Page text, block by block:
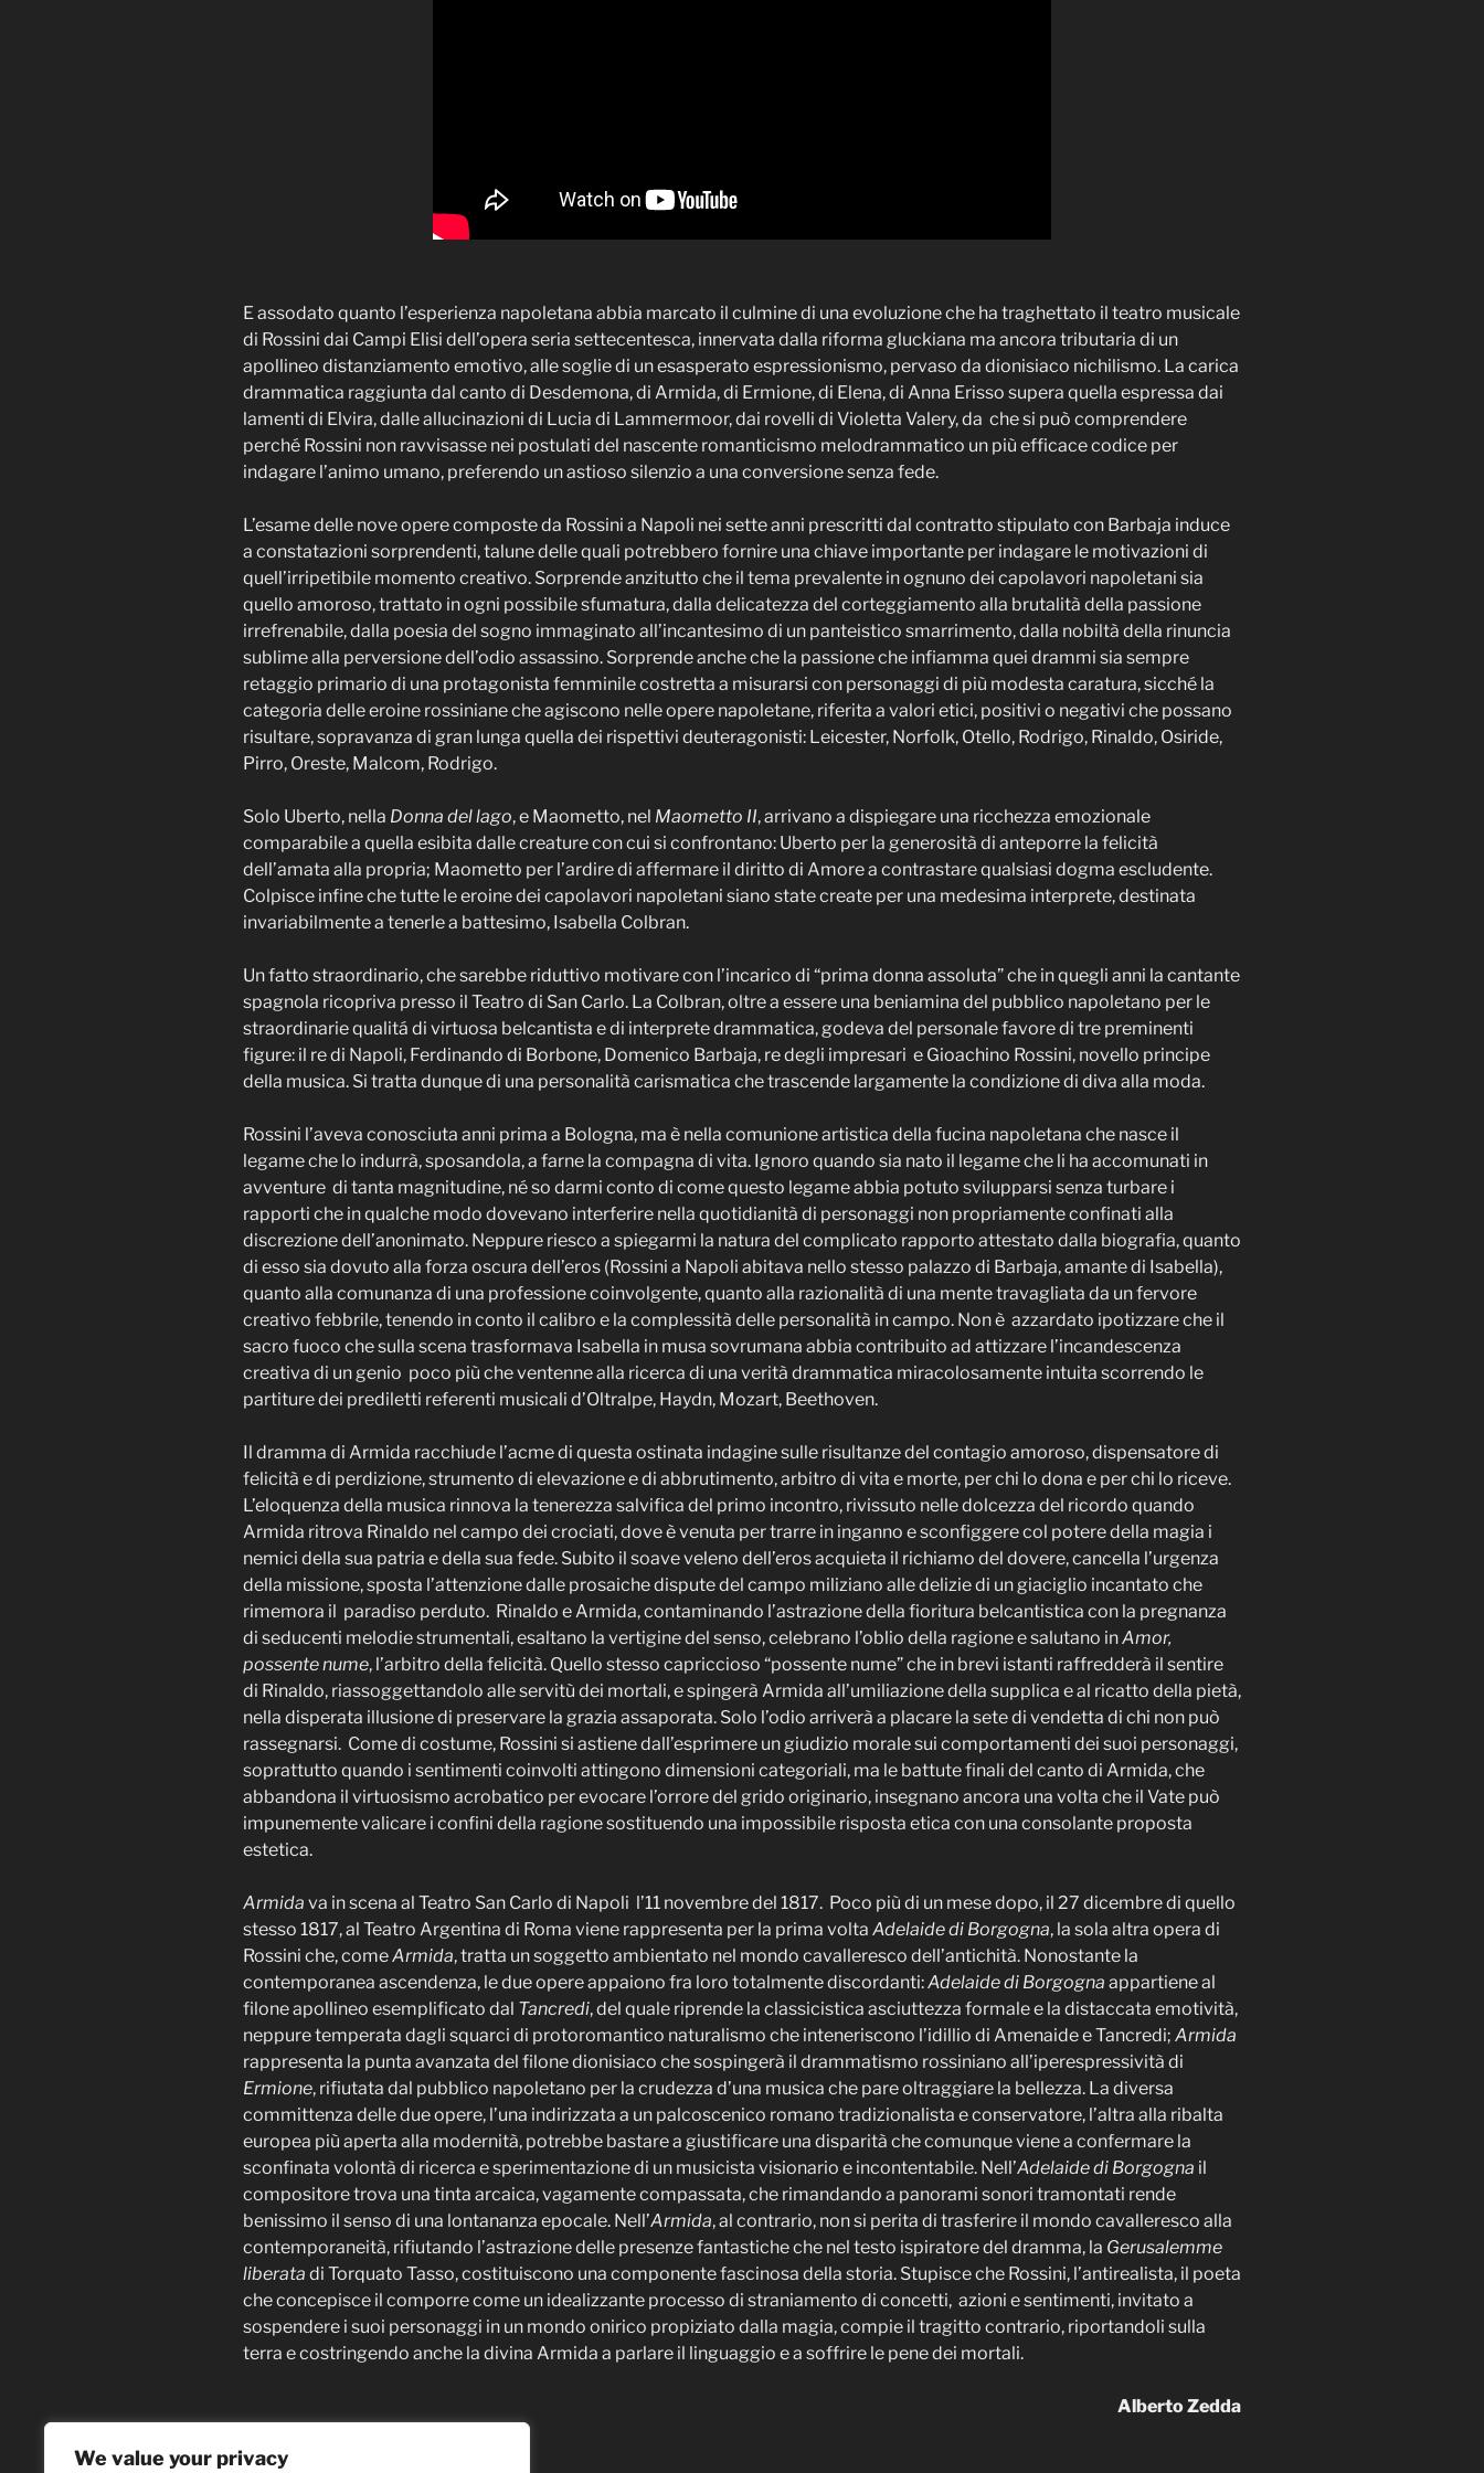
We value your privacy
E assodato quanto l’esperienza napoletana abbia marcato il culmine di una evoluzione che ha traghettato il teatro musicale
di Rossini dai Campi Elisi dell’opera seria settecentesca, innervata dalla riforma gluckiana ma ancora tributaria di un
apollineo distanziamento emotivo, alle soglie di un esasperato espressionismo, pervaso da dionisiaco nichilismo. La carica
drammatica raggiunta dal canto di Desdemona, di Armida, di Ermione, di Elena, di Anna Erisso supera quella espressa dai
lamenti di Elvira, dalle allucinazioni di Lucia di Lammermoor, dai rovelli di Violetta Valery, da che si può comprendere
perché Rossini non ravvisasse nei postulati del nascente romanticismo melodrammatico un più efficace codice per
indagare l’animo umano, preferendo un astioso silenzio a una conversione senza fede.
L’esame delle nove opere composte da Rossini a Napoli nei sette anni prescritti dal contratto stipulato con Barbaja induce
a constatazioni sorprendenti, talune delle quali potrebbero fornire una chiave importante per indagare le motivazioni di
quell’irripetibile momento creativo. Sorprende anzitutto che il tema prevalente in ognuno dei capolavori napoletani sia
quello amoroso, trattato in ogni possibile sfumatura, dalla delicatezza del corteggiamento alla brutalità della passione
irrefrenabile, dalla poesia del sogno immaginato all’incantesimo di un panteistico smarrimento, dalla nobiltà della rinuncia
sublime alla perversione dell’odio assassino. Sorprende anche che la passione che infiamma quei drammi sia sempre
retaggio primario di una protagonista femminile costretta a misurarsi con personaggi di più modesta caratura, sicché la
categoria delle eroine rossiniane che agiscono nelle opere napoletane, riferita a valori etici, positivi o negativi che possano
risultare, sopravanza di gran lunga quella dei rispettivi deuteragonisti: Leicester, Norfolk, Otello, Rodrigo, Rinaldo, Osiride,
Pirro, Oreste, Malcom, Rodrigo.
Solo Uberto, nella Donna del lago, e Maometto, nel Maometto II, arrivano a dispiegare una ricchezza emozionale
comparabile a quella esibita dalle creature con cui si confrontano: Uberto per la generosità di anteporre la felicità
dell’amata alla propria; Maometto per l’ardire di affermare il diritto di Amore a contrastare qualsiasi dogma escludente.
Colpisce infine che tutte le eroine dei capolavori napoletani siano state create per una medesima interprete, destinata
invariabilmente a tenerle a battesimo, Isabella Colbran.
Un fatto straordinario, che sarebbe riduttivo motivare con l’incarico di “prima donna assoluta” che in quegli anni la cantante
spagnola ricopriva presso il Teatro di San Carlo. La Colbran, oltre a essere una beniamina del pubblico napoletano per le
straordinarie qualitá di virtuosa belcantista e di interprete drammatica, godeva del personale favore di tre preminenti
figure: il re di Napoli, Ferdinando di Borbone, Domenico Barbaja, re degli impresari e Gioachino Rossini, novello principe
della musica. Si tratta dunque di una personalità carismatica che trascende largamente la condizione di diva alla moda.
Rossini l’aveva conosciuta anni prima a Bologna, ma è nella comunione artistica della fucina napoletana che nasce il
legame che lo indurrà, sposandola, a farne la compagna di vita. Ignoro quando sia nato il legame che li ha accomunati in
avventure di tanta magnitudine, né so darmi conto di come questo legame abbia potuto svilupparsi senza turbare i
rapporti che in qualche modo dovevano interferire nella quotidianità di personaggi non propriamente confinati alla
discrezione dell’anonimato. Neppure riesco a spiegarmi la natura del complicato rapporto attestato dalla biografia, quanto
di esso sia dovuto alla forza oscura dell’eros (Rossini a Napoli abitava nello stesso palazzo di Barbaja, amante di Isabella),
quanto alla comunanza di una professione coinvolgente, quanto alla razionalità di una mente travagliata da un fervore
creativo febbrile, tenendo in conto il calibro e la complessità delle personalità in campo. Non è azzardato ipotizzare che il
sacro fuoco che sulla scena trasformava Isabella in musa sovrumana abbia contribuito ad attizzare l’incandescenza
creativa di un genio poco più che ventenne alla ricerca di una verità drammatica miracolosamente intuita scorrendo le
partiture dei prediletti referenti musicali d’Oltralpe, Haydn, Mozart, Beethoven.
Il dramma di Armida racchiude l’acme di questa ostinata indagine sulle risultanze del contagio amoroso, dispensatore di
felicità e di perdizione, strumento di elevazione e di abbrutimento, arbitro di vita e morte, per chi lo dona e per chi lo riceve.
L’eloquenza della musica rinnova la tenerezza salvifica del primo incontro, rivissuto nelle dolcezza del ricordo quando
Armida ritrova Rinaldo nel campo dei crociati, dove è venuta per trarre in inganno e sconfiggere col potere della magia i
nemici della sua patria e della sua fede. Subito il soave veleno dell’eros acquieta il richiamo del dovere, cancella l’urgenza
della missione, sposta l’attenzione dalle prosaiche dispute del campo miliziano alle delizie di un giaciglio incantato che
rimemora il paradiso perduto. Rinaldo e Armida, contaminando l’astrazione della fioritura belcantistica con la pregnanza
di seducenti melodie strumentali, esaltano la vertigine del senso, celebrano l’oblio della ragione e salutano inAmor,
possente nume, l’arbitro della felicità. Quello stesso capriccioso “possente nume” che in brevi istanti raffredderà il sentire
di Rinaldo, riassoggettandolo alle servitù dei mortali, e spingerà Armida all’umiliazione della supplica e al ricatto della pietà,
nella disperata illusione di preservare la grazia assaporata. Solo l’odio arriverà a placare la sete di vendetta di chi non può
rassegnarsi. Come di costume, Rossini si astiene dall’esprimere un giudizio morale sui comportamenti dei suoi personaggi,
soprattutto quando i sentimenti coinvolti attingono dimensioni categoriali, ma le battute finali del canto di Armida, che
abbandona il virtuosismo acrobatico per evocare l’orrore del grido originario, insegnano ancora una volta che il Vate può
impunemente valicare i confini della ragione sostituendo una impossibile risposta etica con una consolante proposta
estetica.
Armida va in scena al Teatro San Carlo di Napoli l’11 novembre del 1817. Poco più di un mese dopo, il 27 dicembre di quello
stesso 1817, al Teatro Argentina di Roma viene rappresenta per la prima volta Adelaide di Borgogna, la sola altra opera di
Rossini che, comeArmida, tratta un soggetto ambientato nel mondo cavalleresco dell’antichità. Nonostante la
contemporanea ascendenza, le due opere appaiono fra loro totalmente discordanti:Adelaide di Borgogna appartiene al
filone apollineo esemplificato dal Tancredi, del quale riprende la classicistica asciuttezza formale e la distaccata emotività,
neppure temperata dagli squarci di protoromantico naturalismo che inteneriscono l’idillio di Amenaide e Tancredi; Armida
rappresenta la punta avanzata del filone dionisiaco che sospingerà il drammatismo rossiniano all’iperespressività di
Ermione, rifiutata dal pubblico napoletano per la crudezza d’una musica che pare oltraggiare la bellezza. La diversa
committenza delle due opere, l’una indirizzata a un palcoscenico romano tradizionalista e conservatore, l’altra alla ribalta
europea più aperta alla modernità, potrebbe bastare a giustificare una disparità che comunque viene a confermare la
sconfinata volontà di ricerca e sperimentazione di un musicista visionario e incontentabile. Nell’Adelaide di Borgogna il
compositore trova una tinta arcaica, vagamente compassata, che rimandando a panorami sonori tramontati rende
benissimo il senso di una lontananza epocale. Nell’Armida, al contrario, non si perita di trasferire il mondo cavalleresco alla
contemporaneità, rifiutando l’astrazione delle presenze fantastiche che nel testo ispiratore del dramma, la Gerusalemme
liberata di Torquato Tasso, costituiscono una componente fascinosa della storia. Stupisce che Rossini, l’antirealista, il poeta
che concepisce il comporre come un idealizzante processo di straniamento di concetti, azioni e sentimenti, invitato a
sospendere i suoi personaggi in un mondo onirico propiziato dalla magia, compie il tragitto contrario, riportandoli sulla
terra e costringendo anche la divina Armida a parlare il linguaggio e a soffrire le pene dei mortali.
Alberto Zedda